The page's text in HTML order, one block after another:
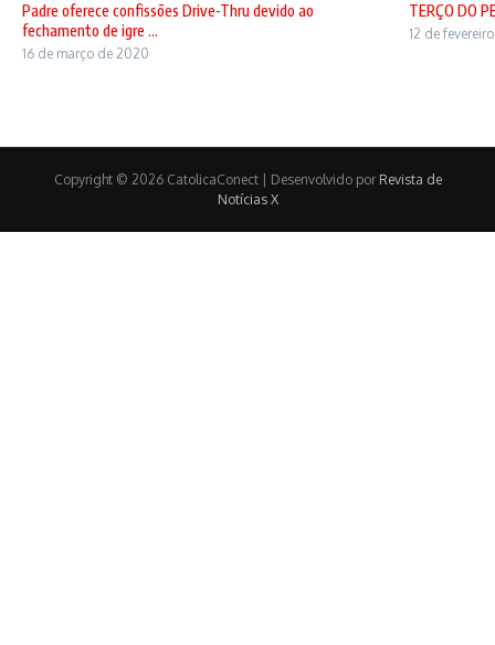
Padre oferece confissões Drive-Thru devido ao
fechamento de igre ...
16 de março de 2020
TERÇO DO
12 de
Copyright © 2026 CatolicaConect | Desenvolvido por Revista de
Notícias X